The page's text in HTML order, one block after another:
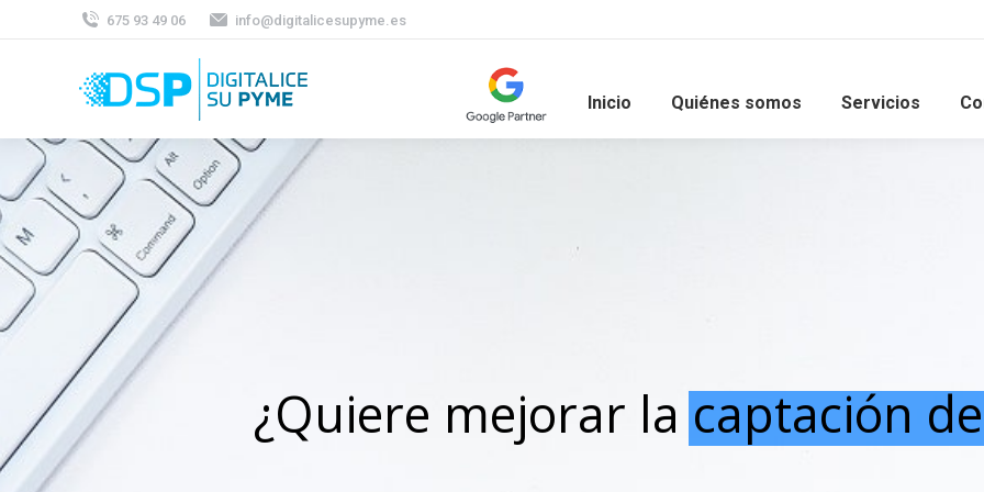
675 93 49 06 info@digitalicesupyme.es
Inicio Quiénes somos Servicios
¿Quiere mejorar la captación